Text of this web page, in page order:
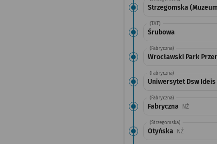
Strzegomska
(TAT)
Śrubowa
(Fabryczna)
Wrocławski Park
(Fabryczna)
Uniwersytet Dsw Ideis
(Fabryczna)
Fabryczna NŻPrzystanek
(Strzegomska)
Otyńska NŻPrzystanek